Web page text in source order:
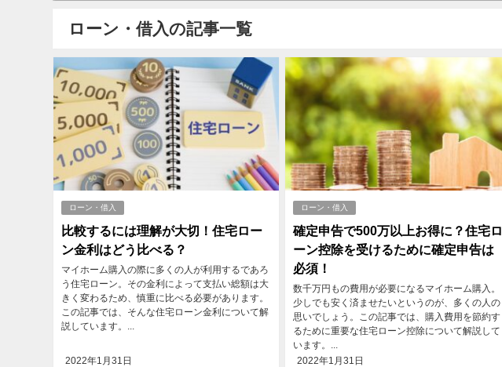
ローン・借入の記事一覧
ローン・借入
比較するには理解が大切！住宅ロー
ン金利はどう比べる？
マイホーム購入の際に多くの人が利用するであろ
う住宅ローン。その金利によって支払い総額は大
きく変わるため、慎重に比べる必要があります。
この記事では、そんな住宅ローン金利について解
説しています。...
2022年1月31日
ローン・借入
確定申告で500万以上お得に？住宅ロ
ーン控除を受けるために確定申告は
必須！
数千万円もの費用が必要になるマイホーム購入。
少しでも安く済ませたいというのが、多くの人の
思いでしょう。この記事では、購入費用を節約す
るために重要な住宅ローン控除について解説して
います。...
2022年1月31日